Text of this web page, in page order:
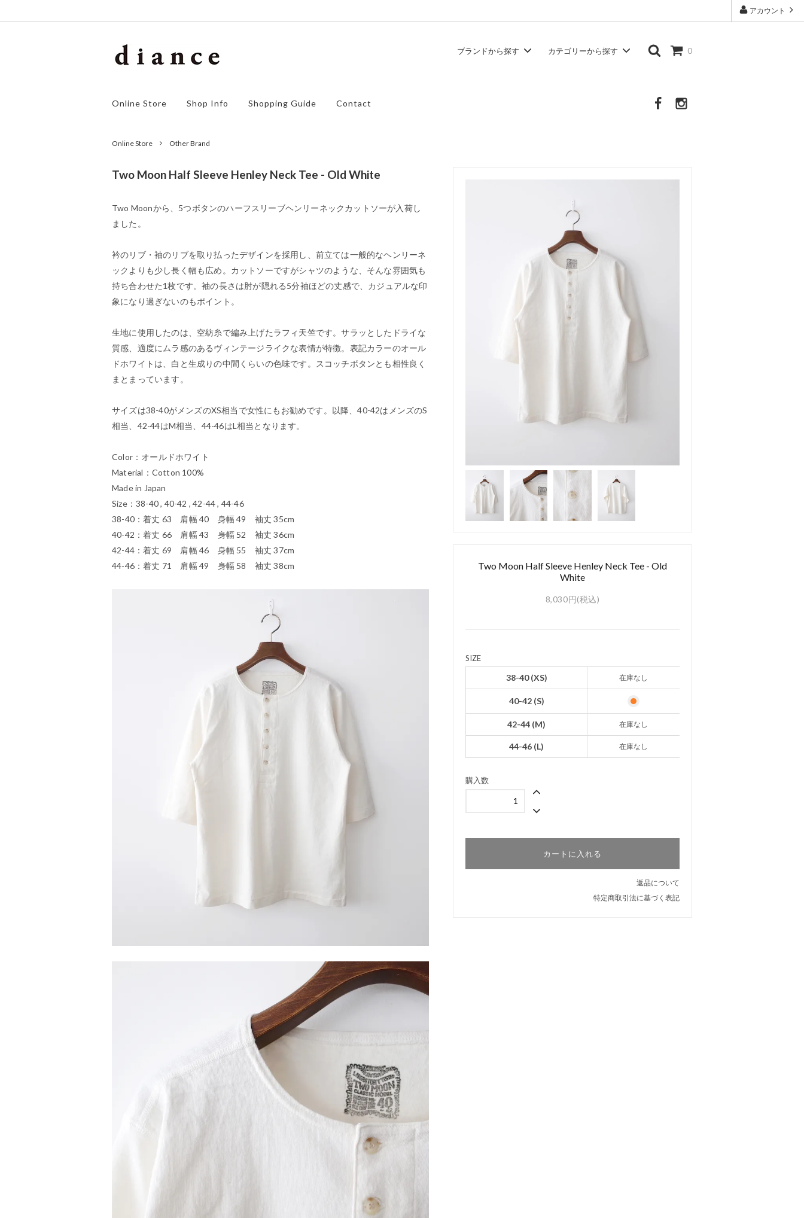
アカウント
0
ブランドから探す カテゴリーから探す
その他の服・衣類・生活雑貨
Online Store Shop Info Shopping Guide Contact
Online Store Other Brand
Two Moon Half Sleeve Henley Neck Tee - Old
White
8,030円(税込)
SIZE
38-40 (XS) 在庫なし
40-42 (S)
42-44 (M) 在庫なし
44-46 (L) 在庫なし
購入数
カートに入れる
返品について
特定商取引法に基づく表記
Two Moon Half Sleeve Henley Neck Tee - Old White
Two Moonから、5つボタンのハーフスリーブヘンリーネックカットソーが入荷し
ました。
衿のリブ・袖のリブを取り払ったデザインを採用し、前立ては一般的なヘンリーネ
ックよりも少し長く幅も広め。カットソーですがシャツのような、そんな雰囲気も
持ち合わせた1枚です。袖の長さは肘が隠れる5分袖ほどの丈感で、カジュアルな印
象になり過ぎないのもポイント。
生地に使用したのは、空紡糸で編み上げたラフィ天竺です。サラッとしたドライな
質感、適度にムラ感のあるヴィンテージライクな表情が特徴。表記カラーのオール
ドホワイトは、白と生成りの中間くらいの色味です。スコッチボタンとも相性良く
まとまっています。
サイズは38-40がメンズのXS相当で女性にもお勧めです。以降、40-42はメンズのS
相当、42-44はM相当、44-46はL相当となります。
Color：オールドホワイト
Material：Cotton 100%
Made in Japan
Size：38-40 , 40-42 , 42-44 , 44-46
38-40：着丈 63 肩幅 40 身幅 49 袖丈 35cm
40-42：着丈 66 肩幅 43 身幅 52 袖丈 36cm
42-44：着丈 69 肩幅 46 身幅 55 袖丈 37cm
44-46：着丈 71 肩幅 49 身幅 58 袖丈 38cm